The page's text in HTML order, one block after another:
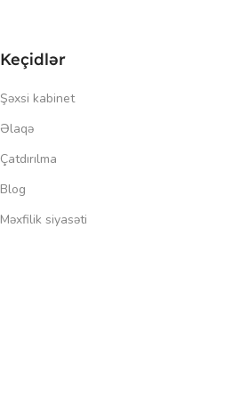
Keçidlər
Şəxsi kabinet
Əlaqə
Çatdırılma
Blog
Məxfilik siyasəti